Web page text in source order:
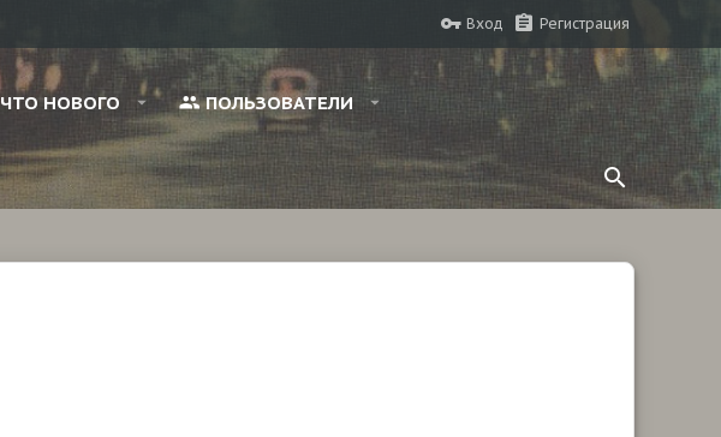
Вход Регистрация
ЧТО НОВОГО ПОЛЬЗОВАТЕЛИ